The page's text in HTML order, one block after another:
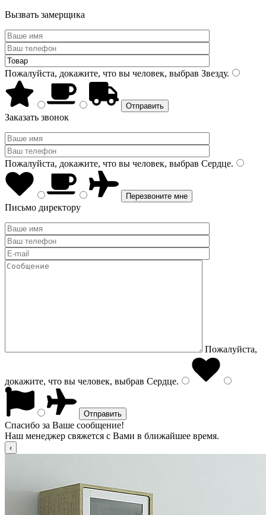
Вызвать замерщика
Пожалуйста, докажите, что вы человек, выбрав Звезду.
Заказать звонок
Пожалуйста, докажите, что вы человек, выбрав Сердце.
Письмо директору
Пожалуйста,
докажите, что вы человек, выбрав Сердце.
Спасибо за Ваше сообщение!
Наш менеджер свяжется с Вами в ближайшее время.